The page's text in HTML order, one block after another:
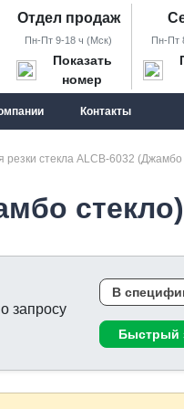
Отдел продаж
Пн-Пт 9-18 ч (Мск)
Показать
номер
Пн-Пт
Контакты
резки стекла ALCB-6032 (Джамбо
стекло)
запросу
В
Быстрый